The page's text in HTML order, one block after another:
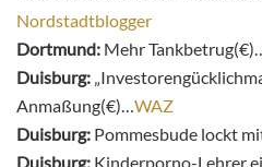
Nordstadtblogger
Dortmund: Mehr
Duisburg:
Anmaßung(€)…WAZ
Duisburg: Pommesbude lockt
Duisburg: Kinderporno-Lehrer